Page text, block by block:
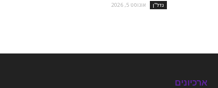
נדל''ן אוגוסט 5, 2026
ארכיונים